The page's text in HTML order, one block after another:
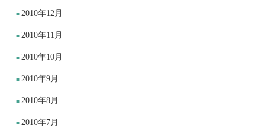
2010年12月
2010年11月
2010年10月
2010年9月
2010年8月
2010年7月